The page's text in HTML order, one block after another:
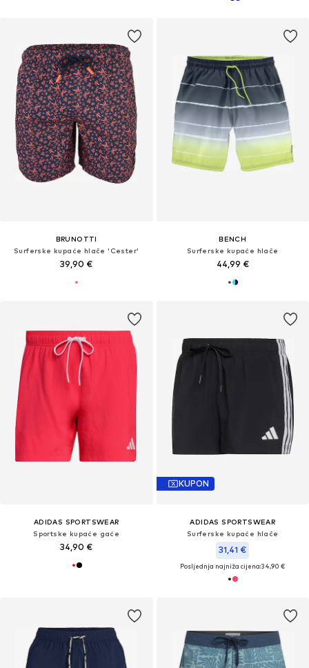
BRUNOTTI
Surferske kupaće hlače 'Cester'
39,90 €
BENCH
Surferske kupaće hlače
44,99 €
ADIDAS SPORTSWEAR
Sportske kupaće gaće
34,90 €
KUPON
ADIDAS SPORTSWEAR
Surferske kupaće hlače
31,41 €
Posljednja najniža cijena:34,90 €